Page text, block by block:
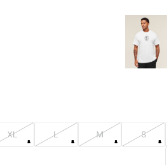
S
M
L
XL